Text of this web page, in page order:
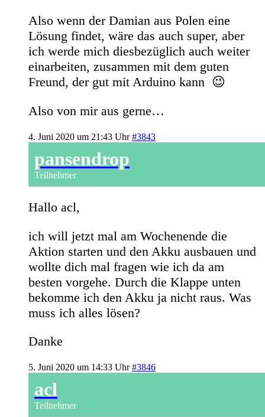
Also wenn der Damian aus Polen eine
Lösung findet, wäre das auch super, aber
ich werde mich diesbezüglich auch weiter
einarbeiten, zusammen mit dem guten
Freund, der gut mit Arduino kann 😉
Also von mir aus gerne…
4. Juni 2020 um 21:43 Uhr #3843
pansendrop
Teilnehmer
Hallo acl,
ich will jetzt mal am Wochenende die
Aktion starten und den Akku ausbauen und
wollte dich mal fragen wie ich da am
besten vorgehe. Durch die Klappe unten
bekomme ich den Akku ja nicht raus. Was
muss ich alles lösen?
Danke
5. Juni 2020 um 14:33 Uhr #3846
acl
Teilnehmer